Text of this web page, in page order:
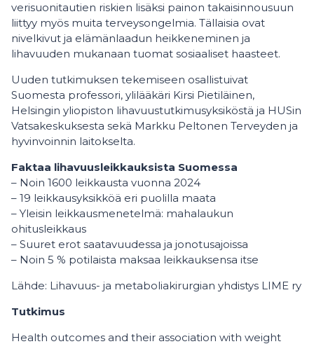
verisuonitautien riskien lisäksi painon takaisinnousuun
liittyy myös muita terveysongelmia. Tällaisia ovat
nivelkivut ja elämänlaadun heikkeneminen ja
lihavuuden mukanaan tuomat sosiaaliset haasteet.
Uuden tutkimuksen tekemiseen osallistuivat
Suomesta professori, ylilääkäri Kirsi Pietiläinen,
Helsingin yliopiston lihavuustutkimusyksiköstä ja HUSin
Vatsakeskuksesta sekä Markku Peltonen Terveyden ja
hyvinvoinnin laitokselta.
Faktaa lihavuusleikkauksista Suomessa
– Noin 1600 leikkausta vuonna 2024
– 19 leikkausyksikköä eri puolilla maata
– Yleisin leikkausmenetelmä: mahalaukun
ohitusleikkaus
– Suuret erot saatavuudessa ja jonotusajoissa
– Noin 5 % potilaista maksaa leikkauksensa itse
Lähde: Lihavuus- ja metaboliakirurgian yhdistys LIME ry
Tutkimus
Health outcomes and their association with weight